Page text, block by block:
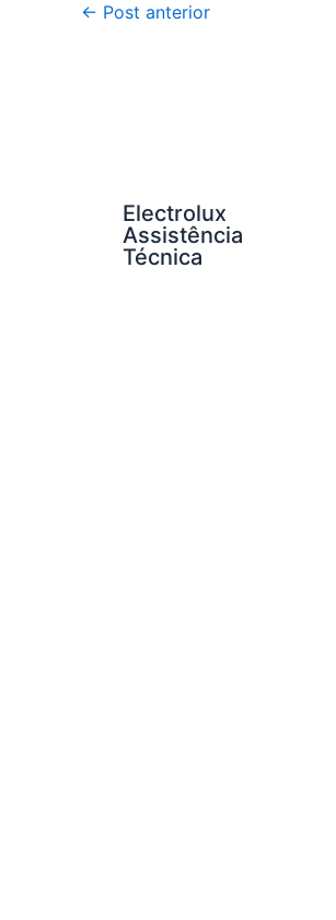
← Post anterior
Electrolux
Assistência
Técnica